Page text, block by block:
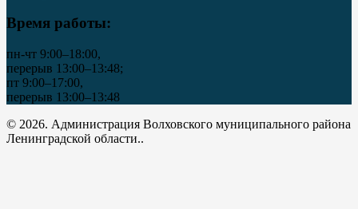
Время работы:
пн-чт 9:00–18:00,
перерыв 13:00–13:48;
пт 9:00–17:00,
перерыв 13:00–13:48
© 2026. Администрация Волховского муниципального района
Ленинградской области..